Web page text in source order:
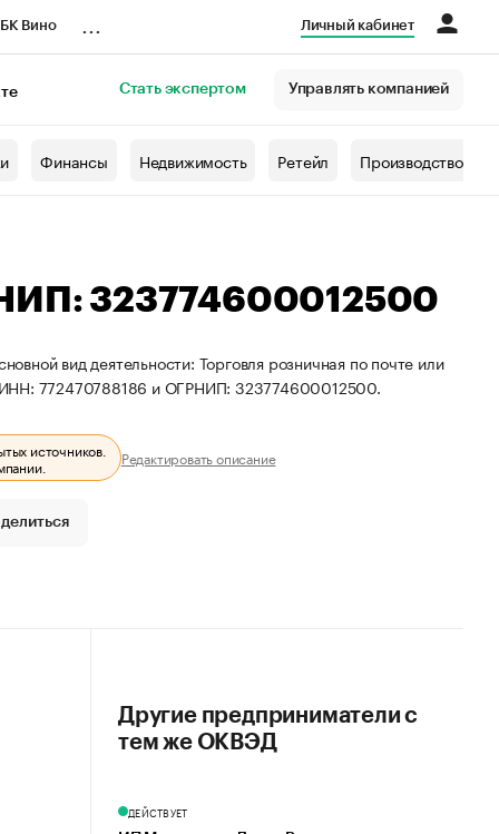
Вино Личный кабинет
Стать экспертом Управлять компанией
Финансы Недвижимость Ретейл Производство
323774600012500
вид деятельности: Торговля розничная по почте или
ИНН: 772470788186 и ОГРНИП: 323774600012500.
источников.
Редактировать описание
Другие предприниматели с
тем же ОКВЭД
ДЕЙСТВУЕТ